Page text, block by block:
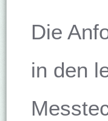
Die
in den